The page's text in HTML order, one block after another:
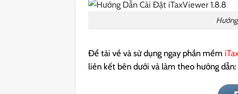
Để tải về và sử dụng ngay phần mềm
liên kết bên dưới và làm theo hướng dẫn: